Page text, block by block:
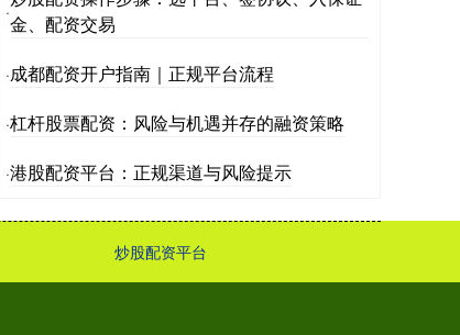
·金、配资交易
·成都配资开户指南｜正规平台流程
·杠杆股票配资：风险与机遇并存的融资策略
·港股配资平台：正规渠道与风险提示
炒股配资平台